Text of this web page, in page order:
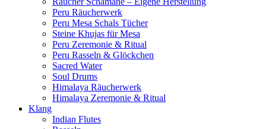
Peru Räucherwerk
Peru Mesa Schals Tücher
Steine Khujas für Mesa
Peru Zeremonie & Ritual
Peru Rasseln & Glöckchen
Sacred Water
Soul Drums
Himalaya Räucherwerk
Himalaya Zeremonie & Ritual
Klang
Indian Flutes